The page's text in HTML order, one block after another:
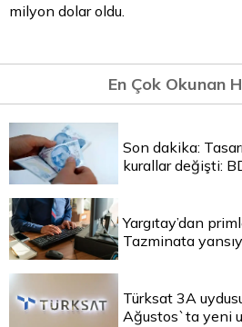
milyon dolar oldu.
En Çok Okunan
Son dakika:
kurallar değişti:
Yargıtay’dan
Tazminata
Türksat 3A
Ağustos`ta yeni